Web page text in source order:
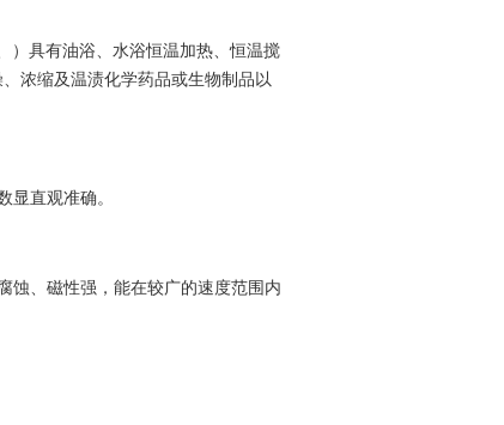
）具有油浴、水浴恒温加热、恒温搅
浓缩及温渍化学药品或生物制品以
显直观准确。
蚀、磁性强，能在较广的速度范围内